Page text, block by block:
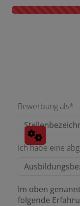
Kontaktformular-
Bewerbung als*
Ich habe eine
Im oben
folgende